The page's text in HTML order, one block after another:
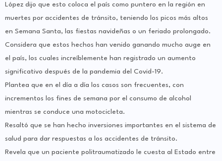
López dijo que esto coloca el país como puntero en la región en
muertes por accidentes de tránsito, teniendo los picos más altos
en Semana Santa, las fiestas navideñas o un feriado prolongado.
Considera que estos hechos han venido ganando mucho auge en
el país, los cuales increíblemente han registrado un aumento
significativo después de la pandemia del Covid-19.
Plantea que en el día a día los casos son frecuentes, con
incrementos los fines de semana por el consumo de alcohol
mientras se conduce una motocicleta.
Resaltó que se han hecho inversiones importantes en el sistema de
salud para dar respuestas a los accidentes de tránsito.
Revela que un paciente politraumatizado le cuesta al Estado entre